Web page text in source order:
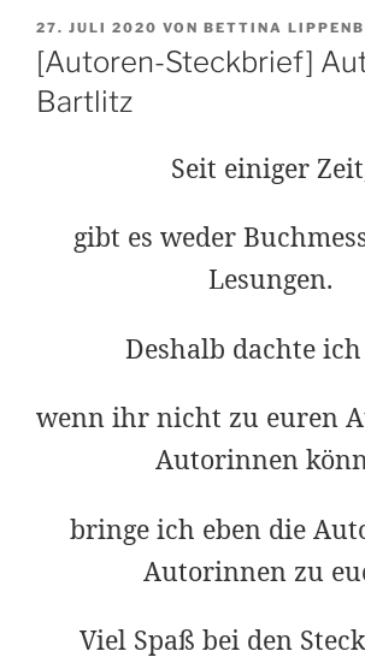
VERÖFFENTLICHT
AM
27. JULI 2020 VON BETTINA
[Autoren-Steckbrief]
Bartlitz
Seit einiger
gibt es weder
Lesungen.
Deshalb dachte
wenn ihr nicht zu euren
Autorinnen
bringe ich eben die
Autorinnen zu
Viel Spaß bei den